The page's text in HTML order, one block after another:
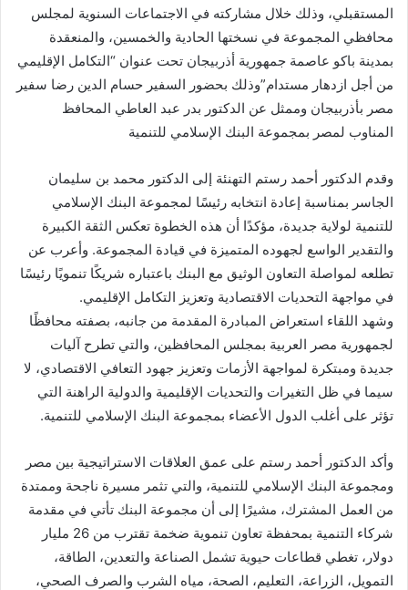
المستقبلي، وذلك خلال مشاركته في الاجتماعات السنوية لمجلس
محافظي المجموعة في نسختها الحادية والخمسين، والمنعقدة
بمدينة باكو عاصمة جمهورية أذربيجان تحت عنوان “التكامل الإقليمي
من أجل ازدهار مستدام”وذلك بحضور السفير حسام الدين رضا سفير
مصر بأذربيجان وممثل عن الدكتور بدر عبد العاطي المحافظ
المناوب لمصر بمجموعة البنك الإسلامي للتنمية
وقدم الدكتور أحمد رستم التهنئة إلى الدكتور محمد بن سليمان
الجاسر بمناسبة إعادة انتخابه رئيسًا لمجموعة البنك الإسلامي
للتنمية لولاية جديدة، مؤكدًا أن هذه الخطوة تعكس الثقة الكبيرة
والتقدير الواسع لجهوده المتميزة في قيادة المجموعة. وأعرب عن
تطلعه لمواصلة التعاون الوثيق مع البنك باعتباره شريكًا تنمويًا رئيسًا
في مواجهة التحديات الاقتصادية وتعزيز التكامل الإقليمي.
وشهد اللقاء استعراض المبادرة المقدمة من جانبه، بصفته محافظًا
لجمهورية مصر العربية بمجلس المحافظين، والتي تطرح آليات
جديدة ومبتكرة لمواجهة الأزمات وتعزيز جهود التعافي الاقتصادي، لا
سيما في ظل التغيرات والتحديات الإقليمية والدولية الراهنة التي
تؤثر على أغلب الدول الأعضاء بمجموعة البنك الإسلامي للتنمية.
وأكد الدكتور أحمد رستم على عمق العلاقات الاستراتيجية بين مصر
ومجموعة البنك الإسلامي للتنمية، والتي تثمر مسيرة ناجحة وممتدة
من العمل المشترك، مشيرًا إلى أن مجموعة البنك تأتي في مقدمة
شركاء التنمية بمحفظة تعاون تنموية ضخمة تقترب من 26 مليار
دولار، تغطي قطاعات حيوية تشمل الصناعة والتعدين، الطاقة،
التمويل، الزراعة، التعليم، الصحة، مياه الشرب والصرف الصحي،